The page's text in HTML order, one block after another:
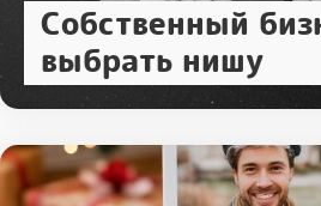
Собственный
выбрать нишу